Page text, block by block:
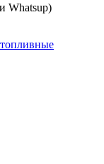
Whatsup)